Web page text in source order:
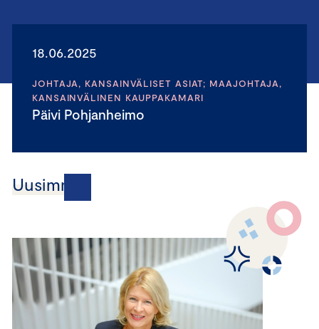
18.06.2025
JOHTAJA, KANSAINVÄLISET ASIAT; MAAJOHTAJA,
KANSAINVÄLINEN KAUPPAKAMARI
Päivi Pohjanheimo
Uusimmat